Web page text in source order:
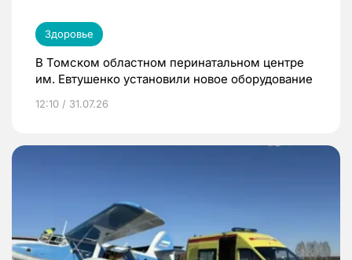
Здоровье
В Томском областном перинатальном центре
им. Евтушенко установили новое оборудование
12:10 / 31.07.26